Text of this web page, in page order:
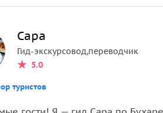
ансамблю XV-XVII веков
повелителя» (эмира), был
архитектуры в Самарканде,
до нас комплекс
к другу в течение XIV-X веков.
Сара
Гид-экскурсовод,переводчик
5.0
туристов